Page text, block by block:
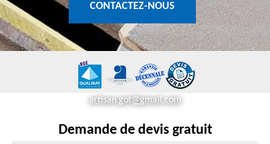
CONTACTEZ-NOUS
artisan.got@gmail.com
Demande de devis gratuit